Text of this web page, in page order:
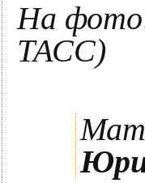
На
ТАСС)